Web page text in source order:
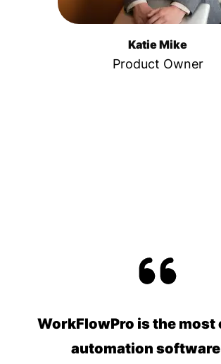
Katie Mike
Product Owner
WorkFlowPro is the
automation